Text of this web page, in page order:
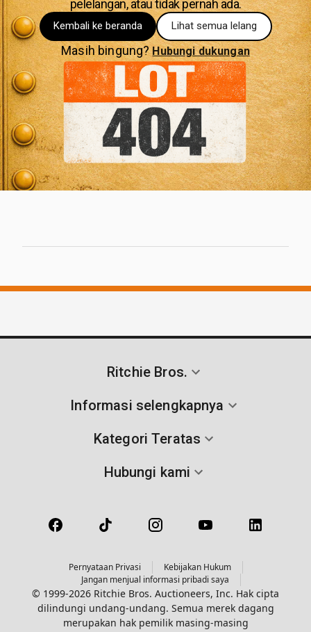
pelelangan, atau tidak pernah ada.
Kembali ke beranda Lihat semua lelang
Masih bingung?Hubungi dukungan
Ritchie Bros.
Informasi selengkapnya
Kategori Teratas
Hubungi kami
Pernyataan Privasi
Kebijakan Hukum
Jangan menjual informasi pribadi saya
© 1999-2026 Ritchie Bros. Auctioneers, Inc. Hak cipta
dilindungi undang-undang. Semua merek dagang
merupakan hak pemilik masing-masing